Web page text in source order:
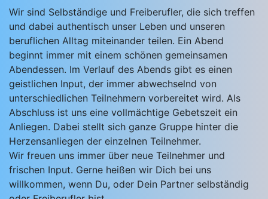
Wir sind Selbständige und Freiberufler, die sich treffen
und dabei authentisch unser Leben und unseren
beruflichen Alltag miteinander teilen. Ein Abend
beginnt immer mit einem schönen gemeinsamen
Abendessen. Im Verlauf des Abends gibt es einen
geistlichen Input, der immer abwechselnd von
unterschiedlichen Teilnehmern vorbereitet wird. Als
Abschluss ist uns eine vollmächtige Gebetszeit ein
Anliegen. Dabei stellt sich ganze Gruppe hinter die
Herzensanliegen der einzelnen Teilnehmer.
Wir freuen uns immer über neue Teilnehmer und
frischen Input. Gerne heißen wir Dich bei uns
willkommen, wenn Du, oder Dein Partner selbständig